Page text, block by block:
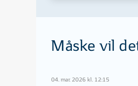
Måske vil
04. mar. 2026 kl. 12:15